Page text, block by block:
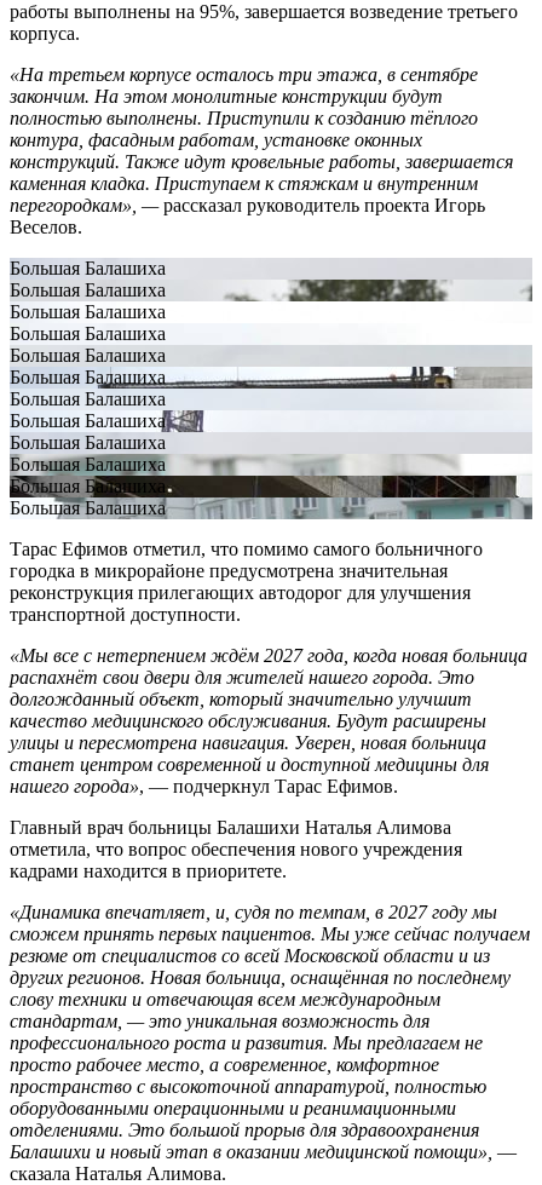
работы выполнены на 95%, завершается возведение третьего
корпуса.
«На третьем корпусе осталось три этажа, в сентябре
закончим. На этом монолитные конструкции будут
полностью выполнены. Приступили к созданию тёплого
контура, фасадным работам, установке оконных
конструкций. Также идут кровельные работы, завершается
каменная кладка. Приступаем к стяжкам и внутренним
перегородкам», —рассказал руководитель проекта Игорь
Веселов.
Большая Балашиха
Большая Балашиха
Большая Балашиха
Большая Балашиха
Большая Балашиха
Большая Балашиха
Большая Балашиха
Большая Балашиха
Большая Балашиха
Большая Балашиха
Большая Балашиха
Большая Балашиха
Тарас Ефимов отметил, что помимо самого больничного
городка в микрорайоне предусмотрена значительная
реконструкция прилегающих автодорог для улучшения
транспортной доступности.
«Мы все с нетерпением ждём 2027 года, когда новая больница
распахнёт свои двери для жителей нашего города. Это
долгожданный объект, который значительно улучшит
качество медицинского обслуживания. Будут расширены
улицы и пересмотрена навигация. Уверен, новая больница
станет центром современной и доступной медицины для
нашего города», — подчеркнул Тарас Ефимов.
Главный врач больницы Балашихи Наталья Алимова
отметила, что вопрос обеспечения нового учреждения
кадрами находится в приоритете.
«Динамика впечатляет, и, судя по темпам, в 2027 году мы
сможем принять первых пациентов. Мы уже сейчас получаем
резюме от специалистов со всей Московской области и из
других регионов. Новая больница, оснащённая по последнему
слову техники и отвечающая всем международным
стандартам, — это уникальная возможность для
профессионального роста и развития. Мы предлагаем не
просто рабочее место, а современное, комфортное
пространство с высокоточной аппаратурой, полностью
оборудованными операционными и реанимационными
отделениями. Это большой прорыв для здравоохранения
Балашихи и новый этап в оказании медицинской помощи», —
сказала Наталья Алимова.